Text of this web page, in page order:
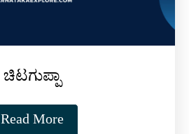
ಚಿಟಗುಪ್ಪಾ
Read More